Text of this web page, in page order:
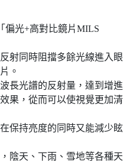
偏光+高對比鏡片MILS
射同時阻擋多餘光線進入眼
。
長光譜的反射量，達到增進
果，從而可以使視覺更加清
保持亮度的同時又能減少眩
陰天、下雨、雪地等各種天